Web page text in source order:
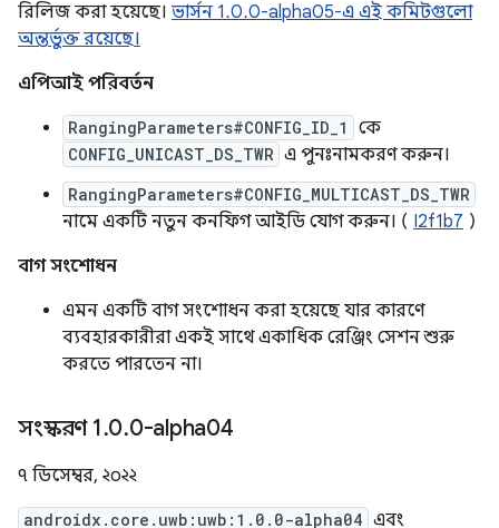
রিলিজ করা হয়েছে। ভার্সন 1.0.0-alpha05-এ এই কমিটগুলো
অন্তর্ভুক্ত রয়েছে।
এপিআই পরিবর্তন
RangingParameters#CONFIG_ID_1 কে
CONFIG_UNICAST_DS_TWR এ পুনঃনামকরণ করুন।
RangingParameters#CONFIG_MULTICAST_DS_TWR
নামে একটি নতুন কনফিগ আইডি যোগ করুন। ( I2f1b7 )
বাগ সংশোধন
এমন একটি বাগ সংশোধন করা হয়েছে যার কারণে
ব্যবহারকারীরা একই সাথে একাধিক রেঞ্জিং সেশন শুরু
করতে পারতেন না।
সংস্করণ 1.0.0-alpha04
৭ ডিসেম্বর, ২০২২
androidx.core.uwb:uwb:1.0.0-alpha04 এবং